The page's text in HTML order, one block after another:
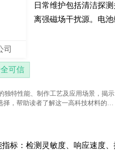
司
日常维护包括清洁探
离强磁场干扰源。电
可信
独特性能、制作工艺及应用场景，揭示
，帮助读者了解这一高科技材料的科
标：检测灵敏度、响应速度